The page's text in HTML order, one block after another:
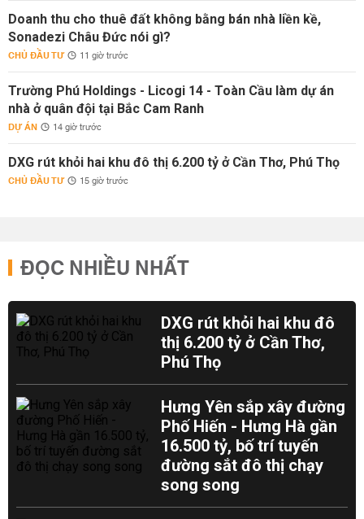
Doanh thu cho thuê đất không bằng bán nhà liền kề,
Sonadezi Châu Đức nói gì?
CHỦ ĐẦU TƯ 11 giờ trước
Trường Phú Holdings - Licogi 14 - Toàn Cầu làm dự án
nhà ở quân đội tại Bắc Cam Ranh
DỰ ÁN 14 giờ trước
DXG rút khỏi hai khu đô thị 6.200 tỷ ở Cần Thơ, Phú Thọ
CHỦ ĐẦU TƯ 15 giờ trước
ĐỌC NHIỀU NHẤT
DXG rút khỏi hai khu đô
thị 6.200 tỷ ở Cần Thơ,
Phú Thọ
Hưng Yên sắp xây đường
Phố Hiến - Hưng Hà gần
16.500 tỷ, bố trí tuyến
đường sắt đô thị chạy
song song